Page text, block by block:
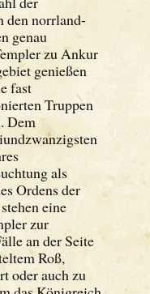
den norrland-
genau
zu Ankur
genießen
fast
Truppen
Dem
als
Ordens der
eine
zur
an der Seite
Roß,
oder auch zu